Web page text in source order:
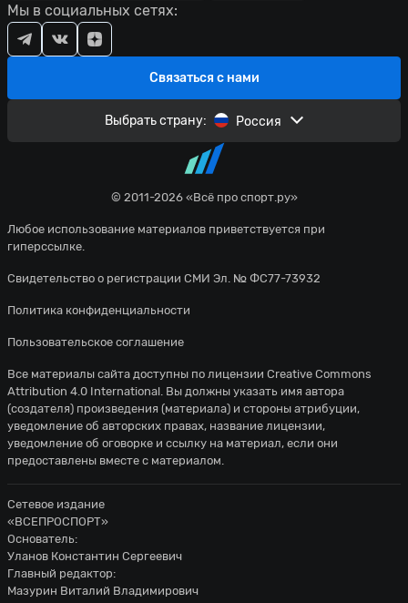
© 2011-2026 «Всё про спорт.ру»
Любое использование материалов приветствуется при
гиперссылке.
Свидетельство о регистрации СМИ Эл. № ФС77-73932
Политика конфиденциальности
Пользовательское соглашение
Связаться с нами
Мы в социальных сетях:
Выбрать страну: Россия
Все материалы сайта доступны по лицензии Creative Commons
Attribution 4.0 International . Вы должны указать имя автора
(создателя) произведения (материала) и стороны атрибуции,
уведомление об авторских правах, название лицензии,
уведомление об оговорке и ссылку на материал, если они
предоставлены вместе с материалом.
Сетевое издание
«ВСЕПРОСПОРТ»
Основатель:
Уланов Константин Сергеевич
Главный редактор:
Мазурин Виталий Владимирович